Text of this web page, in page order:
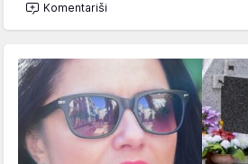
Komentariši